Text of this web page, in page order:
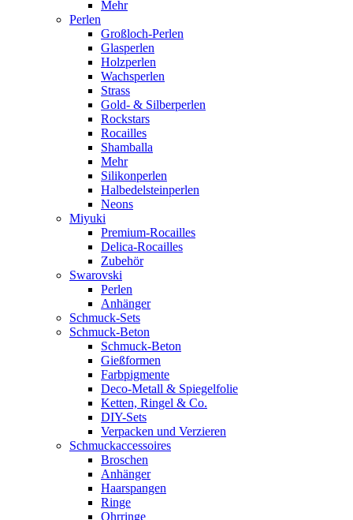
Mehr
Perlen
Großloch-Perlen
Glasperlen
Holzperlen
Wachsperlen
Strass
Gold- & Silberperlen
Rockstars
Rocailles
Shamballa
Mehr
Silikonperlen
Halbedelsteinperlen
Neons
Miyuki
Premium-Rocailles
Delica-Rocailles
Zubehör
Swarovski
Perlen
Anhänger
Schmuck-Sets
Schmuck-Beton
Schmuck-Beton
Gießformen
Farbpigmente
Deco-Metall & Spiegelfolie
Ketten, Ringel & Co.
DIY-Sets
Verpacken und Verzieren
Schmuckaccessoires
Broschen
Anhänger
Haarspangen
Ringe
Ohrringe